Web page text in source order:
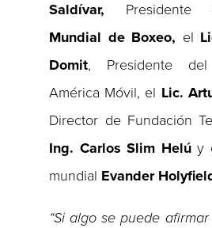
Saldívar, Presidente
Mundial de Boxeo, el
Domit, Presidente
América Móvil, el Lic.
Director de Fundación
Ing. Carlos Slim Helúy
mundial Evander
“Si algo se puede